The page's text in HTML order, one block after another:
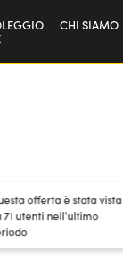
CHI SIAMO
offerta è stata vista
71 utenti nell'ultimo